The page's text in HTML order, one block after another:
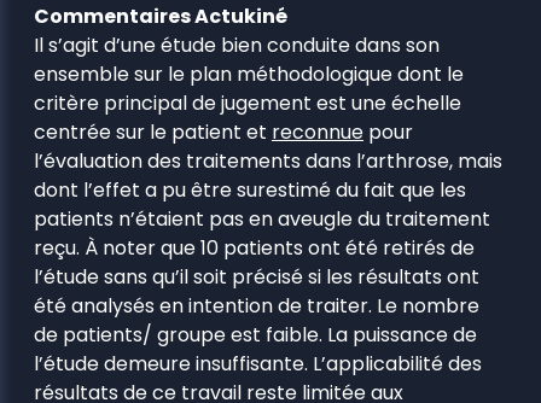
Commentaires Actukiné
Il s’agit d’une étude bien conduite dans son
ensemble sur le plan méthodologique dont le
critère principal de jugement est une échelle
centrée sur le patient et reconnue pour
l’évaluation des traitements dans l’arthrose, mais
dont l’effet a pu être surestimé du fait que les
patients n’étaient pas en aveugle du traitement
reçu. À noter que 10 patients ont été retirés de
l’étude sans qu’il soit précisé si les résultats ont
été analysés en intention de traiter. Le nombre
de patients/ groupe est faible. La puissance de
l’étude demeure insuffisante. L’applicabilité des
résultats de ce travail reste limitée aux